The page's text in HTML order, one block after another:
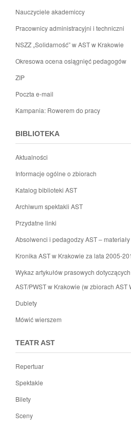
Nauczyciele akademiccy
Pracownicy administracyjni i techniczni
NSZZ „Solidarność” w AST w Krakowie
Okresowa ocena osiągnięć pedagogów
ZIP
Poczta e-mail
Kampania: Rowerem do pracy
BIBLIOTEKA
Aktualności
Informacje ogólne o zbiorach
Katalog biblioteki AST
Archiwum spektakli AST
Przydatne linki
Absolwenci i pedagodzy AST –
Kronika AST w Krakowie za lata 2005-
Wykaz artykułów prasowych
AST/PWST w Krakowie (w zbiorach AST
Dublety
Mówić wierszem
TEATR AST
Repertuar
Spektakle
Bilety
Sceny